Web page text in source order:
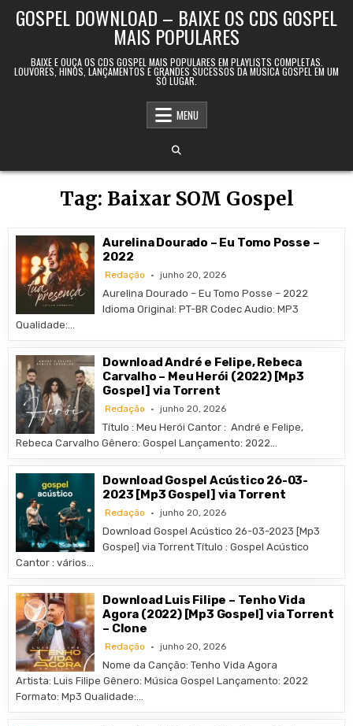
GOSPEL DOWNLOAD – BAIXE OS CDS GOSPEL
MAIS POPULARES
BAIXE E OUÇA OS CDS GOSPEL MAIS POPULARES EM PLAYLISTS COMPLETAS.
LOUVORES, HINOS, LANÇAMENTOS E GRANDES SUCESSOS DA MÚSICA GOSPEL EM UM
SÓ LUGAR.
MENU
Tag: Baixar SOM Gospel
Aurelina Dourado – Eu Tomo Posse –
2022
Redação junho 20, 2026
Aurelina Dourado – Eu Tomo Posse – 2022
Idioma Original: PT-BR Codec Audio: MP3
Qualidade:…
Download André e Felipe, Rebeca
Carvalho – Meu Herói (2022) [Mp3
Gospel] via Torrent
Redação junho 20, 2026
Título : Meu Herói Cantor : André e Felipe,
Rebeca Carvalho Gênero: Gospel Lançamento: 2022…
Download Gospel Acústico 26-03-
2023 [Mp3 Gospel] via Torrent
Redação junho 20, 2026
Download Gospel Acústico 26-03-2023 [Mp3
Gospel] via Torrent Título : Gospel Acústico
Cantor : vários…
Download Luis Filipe – Tenho Vida
Agora (2022) [Mp3 Gospel] via Torrent
– Clone
Redação junho 20, 2026
Nome da Canção: Tenho Vida Agora
Artista: Luis Filipe Gênero: Música Gospel Lançamento: 2022
Formato: Mp3 Qualidade:…